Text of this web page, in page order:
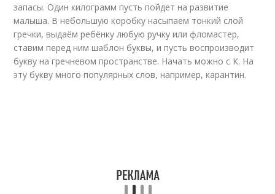
запасы. Один килограмм пусть пойдет на развитие
малыша. В небольшую коробку насыпаем тонкий слой
гречки, выдаём ребёнку любую ручку или фломастер,
ставим перед ним шаблон буквы, и пусть воспроизводит
букву на гречневом пространстве. Начать можно с К. На
эту букву много популярных слов, например, карантин.